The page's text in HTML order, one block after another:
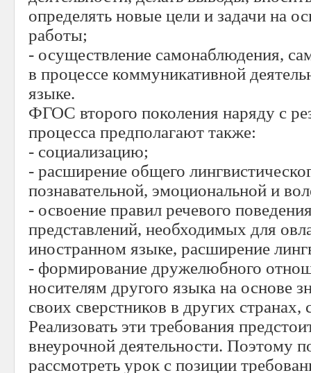
определять новые цели и задачи на
работы;
- осуществление самонаблюдения,
в процессе коммуникативной
языке.
ФГОС второго поколения наряду с
процесса предполагают также:
- социализацию;
- расширение общего
познавательной, эмоциональной и
- освоение правил речевого
представлений, необходимых для
иностранном языке, расширение
- формирование дружелюбного
носителям другого языка на основе
своих сверстников в других
Реализовать эти требования
внеурочной деятельности. Поэтому
рассмотреть урок с позиции